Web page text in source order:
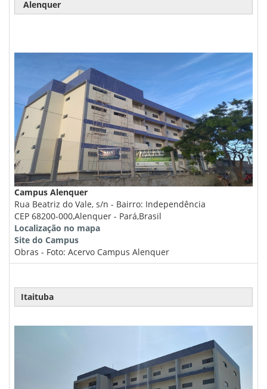
Alenquer
Campus Alenquer
Rua Beatriz do Vale, s/n - Bairro: Independência
CEP 68200-000,Alenquer - Pará,Brasil
Localização no mapa
Site do Campus
Obras - Foto: Acervo Campus Alenquer
Itaituba